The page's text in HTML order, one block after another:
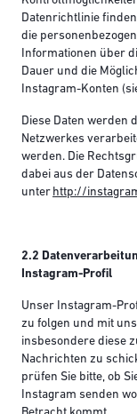
Datenrichtlinie
die
Informationen über
Dauer und die
Instagram-Konten
Diese Daten werden
Netzwerkes
werden. Die
dabei aus der
unter http://
2.2
Instagram-Profil
Unser Instagram-
zu folgen und mit
insbesondere diese
Nachrichten zu
prüfen Sie bitte, ob
Instagram senden